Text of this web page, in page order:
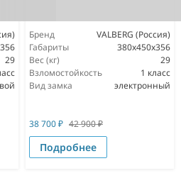
29
Бренд
VALBERG (Россия)
Габариты
380x450x356
Вес (кг)
29
Взломостойкость
1 класс
Вид замка
электронный
38 700₽ 42 900₽
Подробнее